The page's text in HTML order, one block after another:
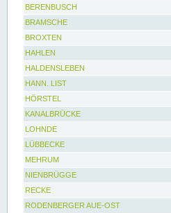
BERENBUSCH
BRAMSCHE
BROXTEN
HAHLEN
HALDENSLEBEN
HANN. LIST
HÖRSTEL
KANALBRÜCKE
LOHNDE
LÜBBECKE
MEHRUM
NIENBRÜGGE
RECKE
RODENBERGER AUE-OST